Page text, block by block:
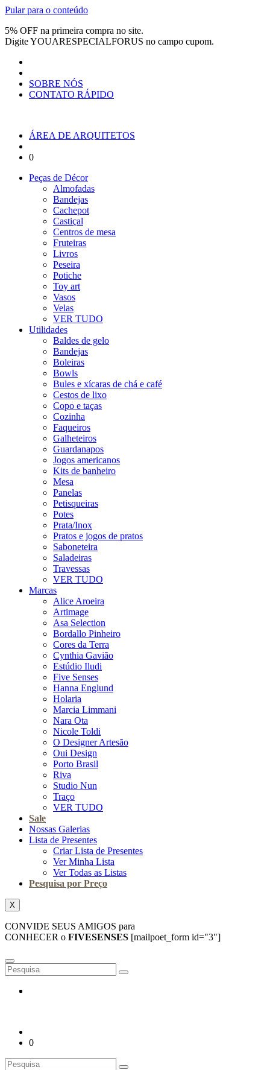
Pular para o conteúdo
5% OFF na primeira compra no site.
DigiteYOUARESPECIALFORUS no campo cupom.
SOBRE NÓS
CONTATO RÁPIDO
ÁREA DE ARQUITETOS
0
Peças de Décor
Almofadas
Bandejas
Cachepot
Castiçal
Centros de mesa
Fruteiras
Livros
Peseira
Potiche
Toy art
Vasos
Velas
VER TUDO
Utilidades
Baldes de gelo
Bandejas
Boleiras
Bowls
Bules e xícaras de chá e café
Cestos de lixo
Copo e taças
Cozinha
Faqueiros
Galheteiros
Guardanapos
Jogos americanos
Kits de banheiro
Mesa
Panelas
Petisqueiras
Potes
Prata/Inox
Pratos e jogos de pratos
Saboneteira
Saladeiras
Travessas
VER TUDO
Marcas
Alice Aroeira
Artimage
Asa Selection
Bordallo Pinheiro
Cores da Terra
Cynthia Gavião
Estúdio Iludi
Five Senses
Hanna Englund
Holaria
Marcia Limmani
Nara Ota
Nicole Toldi
O Designer Artesão
Oui Design
Porto Brasil
Riva
Studio Nun
Traço
VER TUDO
Sale
Nossas Galerias
Lista de Presentes
Criar Lista de Presentes
Ver Minha Lista
Ver Todas as Listas
Pesquisa por Preço
X
CONVIDE SEUS AMIGOS para
CONHECER o FIVESENSES [mailpoet_form id="3"]
0